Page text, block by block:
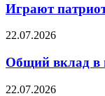
Играют
22.07.2026
Общий вклад в
22.07.2026